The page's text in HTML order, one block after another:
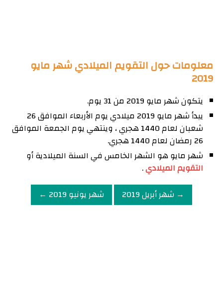
معلومات حول التقويم الميلادي شهر مايو
2019
يتكون شهر مايو 2019 من 31 يوم.
يبدأ شهر مايو 2019 ميلادي يوم الأربعاء الموافق 26
شعبان لعام 1440 هجري ، وينتهي يوم الجمعة الموافق
26 رمضان لعام 1440 هجري.
شهر مايو هو الشهر الخامس في السنة الميلادية أو
التقويم الميلادي.
→ شهر أبريل 2019
شهر يونيو 2019 ←